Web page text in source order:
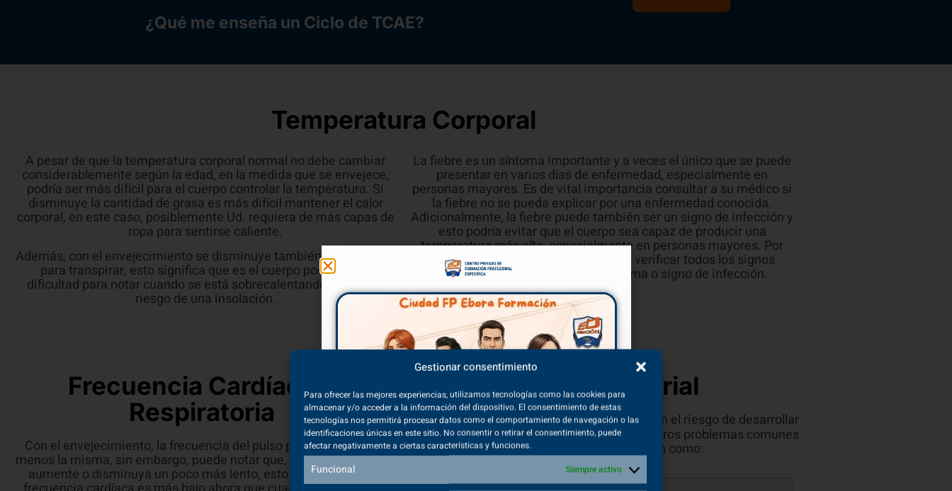
Gestionar consentimiento
Para ofrecer las mejores experiencias, utilizamos tecnologías como las cookies para
almacenar y/o acceder a la información del dispositivo. El consentimiento de estas
tecnologías nos permitirá procesar datos como el comportamiento de navegación o las
identificaciones únicas en este sitio. No consentir o retirar el consentimiento, puede
afectar negativamente a ciertas características y funciones.
Funcional Siempre activo
¿Qué me enseña un Ciclo de TCAE?
Temperatura Corporal
A pesar de que la temperatura corporal normal no debe cambiar
considerablemente según la edad, en la medida que se envejece,
podría ser más difícil para el cuerpo controlar la temperatura. Si
disminuye la cantidad de grasa es más difícil mantener el calor
corporal, en este caso, posiblemente Ud. requiera de más capas de
ropa para sentirse caliente.
Además, con el envejecimiento se disminuye también la capacidad
para transpirar, esto significa que es el cuerpo podría tener
dificultad para notar cuando se está sobrecalentando y estar en
riesgo de una insolación.
La fiebre es un síntoma importante y a veces el único que se puede
presentar en varios días de enfermedad, especialmente en
personas mayores. Es de vital importancia consultar a su médico si
la fiebre no se pueda explicar por una enfermedad conocida.
Adicionalmente, la fiebre puede también ser un signo de infección y
esto podría evitar que el cuerpo sea capaz de producir una
temperatura más alta, especialmente en personas mayores. Por
este motivo, es importante siempre verificar todos los signos
vitales, al igual que cualquier síntoma o signo de infección.
Frecuencia Cardíaca y
Respiratoria
Con el envejecimiento, la frecuencia del pulso podría ser más o
menos la misma, sin embargo, puede notar que, al hacer ejercicio,
aumente o disminuya un poco más lento, esto significa que la
Presión Arterial
A medida que se envejece, aumenta también el riesgo de desarrollar
presión arterial alta (hipertensión) entre otros problemas comunes
relacionados con el corazón como: